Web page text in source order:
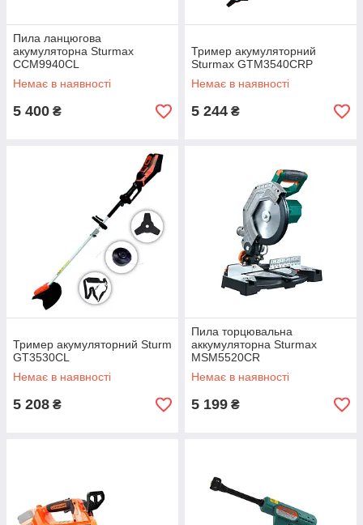
Пила ланцюгова
акумуляторна Sturmax
CCM9940CL
Немає в наявності
5 400 ₴
Тример акумуляторний
Sturmax GTM3540CRP
Немає в наявності
5 244 ₴
Тример акумуляторний Sturm
GT3530CL
Немає в наявності
5 208 ₴
Пила торцювальна
аккумуляторна Sturmax
MSM5520CR
Немає в наявності
5 199 ₴